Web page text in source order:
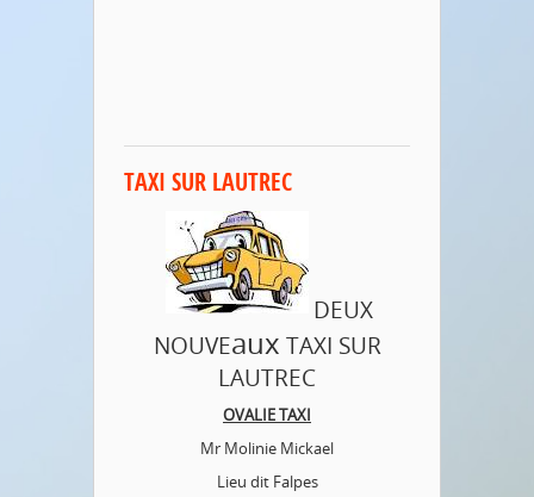
TAXI SUR LAUTREC
DEUX
NOUVEaux TAXI SUR
LAUTREC
OVALIE TAXI
Mr Molinie Mickael
Lieu dit Falpes